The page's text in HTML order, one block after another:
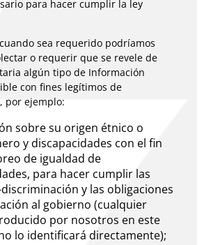
para hacer cumplir la ley
sea requerido podríamos
o requerir que se revele de
algún tipo de Información
con fines legítimos de
por ejemplo:
sobre su origen étnico o
y discapacidades con el fin
de igualdad de
para hacer cumplir las
y las obligaciones
al gobierno (cualquier
por nosotros en este
lo identificará directamente);